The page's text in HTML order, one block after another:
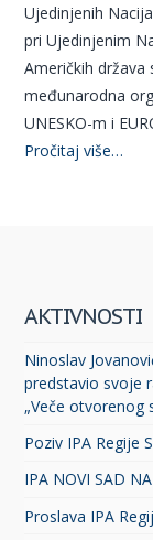
Ujedinjenih
pri Ujedinjenim
Američkih
međunarodna
UNESKO-m i
Pročitaj više…
AKTIVNOSTI
Ninoslav
predstavio svoje
„Veče otvorenog
Poziv IPA Regije
IPA NOVI SAD
Proslava IPA